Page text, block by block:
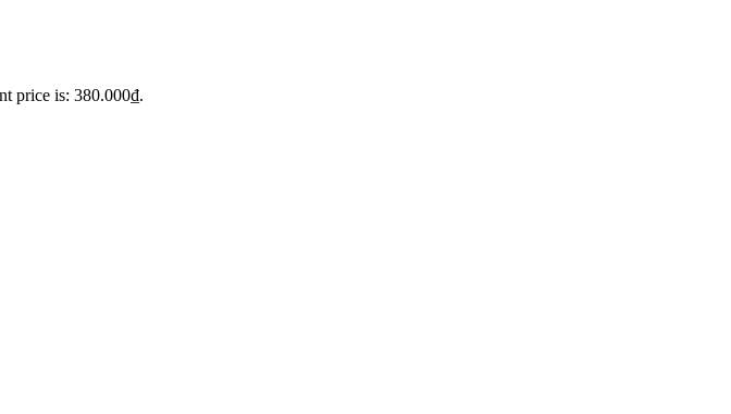
price is: 380.000₫.